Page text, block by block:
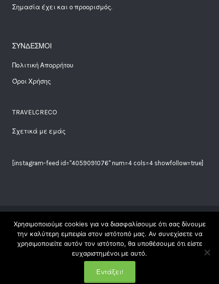
Σημασία έχει και ο προορισμός.
ΣΥΝΔΕΣΜΟΙ
Πολιτική Απορρήτου
Όροι Χρήσης
TRAVELCRECO
Σχετικά με εμάς
[instagram-feed id="4059091076" num=4 cols=4 showfollow=true]
Copyright Travelgreco © 2018. All Rights Reserved |
| Made with ♥ at ☾ byElena|
Χρησιμοποιούμε cookies για να διασφαλίσουμε ότι σας δίνουμε
την καλύτερη εμπειρία στον ιστότοπό μας. Αν συνεχίσετε να
χρησιμοποιείτε αυτόν τον ιστότοπο, θα υποθέσουμε ότι είστε
ευχαριστημένοι με αυτό.
Εντάξει!